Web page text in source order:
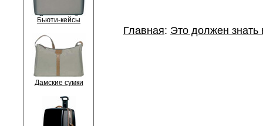
Бьюти-кейсы
Дамские сумки
Главная: Это должен знать